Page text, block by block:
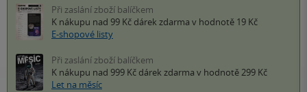
Při zaslání zboží balíčkem
K nákupu nad 99 Kč dárek zdarma v hodnotě 19 Kč
E-shopové listy
Při zaslání zboží balíčkem
K nákupu nad 999 Kč dárek zdarma v hodnotě 299 Kč
Let na měsíc